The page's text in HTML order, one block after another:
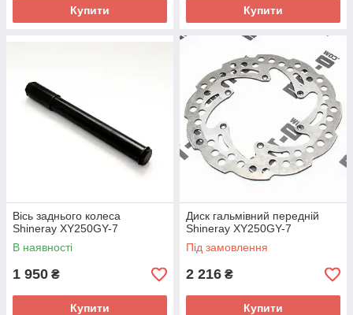
Купити Купити
Вісь заднього колеса
Shineray XY250GY-7
В наявності
1 950 ₴
Купити
Диск гальмівний передній
Shineray XY250GY-7
Під замовлення
2 216 ₴
Купити